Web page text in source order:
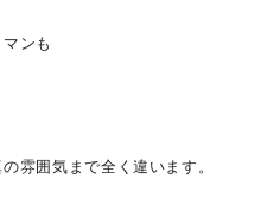
ンも
雰囲気まで全く違います。